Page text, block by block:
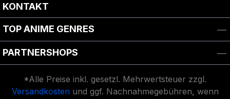
KONTAKT
TOP ANIME GENRES
PARTNERSHOPS
*Alle Preise inkl. gesetzl. Mehrwertsteuer zzgl.
Versandkosten und ggf. Nachnahmegebühren, wenn